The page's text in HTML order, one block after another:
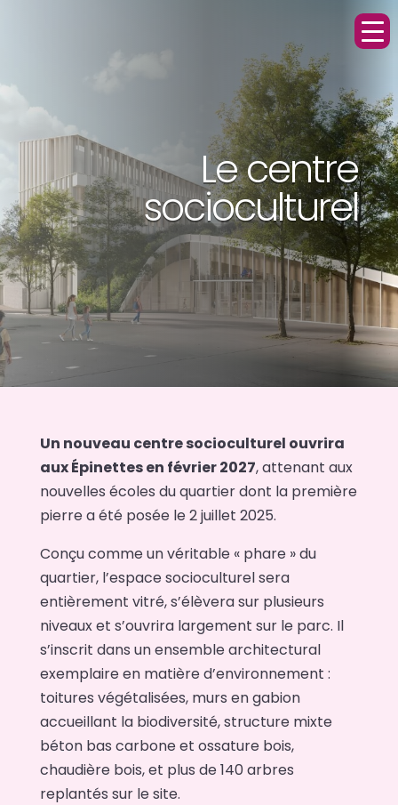
Le centre
socioculturel
Un nouveau centre socioculturel ouvrira
aux Épinettes en février 2027, attenant aux
nouvelles écoles du quartier dont la première
pierre a été posée le 2 juillet 2025.
Conçu comme un véritable « phare » du
quartier, l’espace socioculturel sera
entièrement vitré, s’élèvera sur plusieurs
niveaux et s’ouvrira largement sur le parc. Il
s’inscrit dans un ensemble architectural
exemplaire en matière d’environnement :
toitures végétalisées, murs en gabion
accueillant la biodiversité, structure mixte
béton bas carbone et ossature bois,
chaudière bois, et plus de 140 arbres
replantés sur le site.